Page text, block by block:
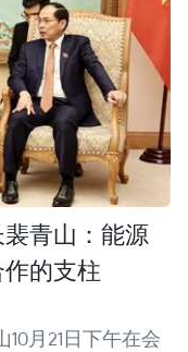
青山：能源
的支柱
月21日下午在会